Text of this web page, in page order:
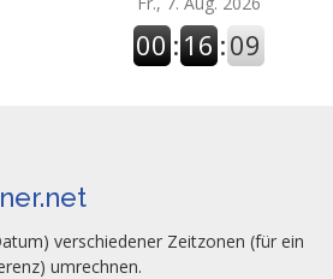
00 :16 :09
verschiedener Zeitzonen (für ein
umrechnen.